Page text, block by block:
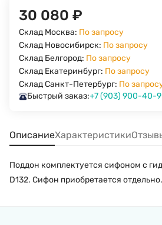
30 080 ₽
Склад Москва: По запросу
Склад Новосибирск: По запросу
Склад Белгород: По запросу
Склад Екатеринбург: По запросу
Склад Санкт-Петербург: По
Быстрый заказ:+7 (903) 900-40-
ОписаниеХарактеристики
Поддон комплектуется сифоном с
D132. Сифон приобретается отдельно.